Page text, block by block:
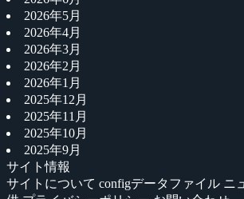
2026年5月
2026年4月
2026年3月
2026年2月
2026年1月
2025年12月
2025年11月
2025年10月
2025年9月
サイト情報
サイトについて configデータファイル ニ